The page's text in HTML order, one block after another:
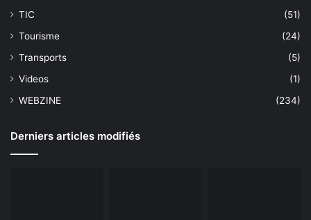
TIC
(51)
Tourisme
(24)
Transports
(5)
Videos
(1)
WEBZINE
(234)
Derniers articles modifiés